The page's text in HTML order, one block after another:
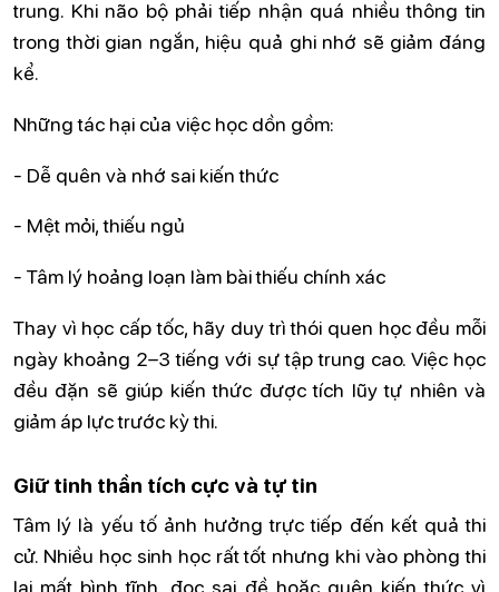
trung. Khi não bộ phải tiếp nhận quá nhiều thông tin
trong thời gian ngắn, hiệu quả ghi nhớ sẽ giảm đáng
kể.
Những tác hại của việc học dồn gồm:
- Dễ quên và nhớ sai kiến thức
- Mệt mỏi, thiếu ngủ
- Tâm lý hoảng loạn làm bài thiếu chính xác
Thay vì học cấp tốc, hãy duy trì thói quen học đều mỗi
ngày khoảng 2–3 tiếng với sự tập trung cao. Việc học
đều đặn sẽ giúp kiến thức được tích lũy tự nhiên và
giảm áp lực trước kỳ thi.
Giữ tinh thần tích cực và tự tin
Tâm lý là yếu tố ảnh hưởng trực tiếp đến kết quả thi
cử. Nhiều học sinh học rất tốt nhưng khi vào phòng thi